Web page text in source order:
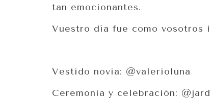
tan emocionantes.
Vuestro día fue como vosotros
Vestido novia: @valerioluna
Ceremonia y celebración: